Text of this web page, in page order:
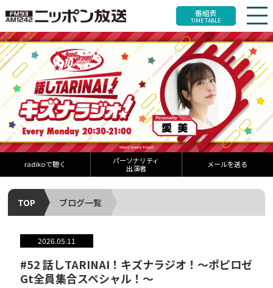
番組表
TIME TABLE
radikoで聴く
パーソナリティ
出演者
メールを送る
TOP ブログ一覧
2026.05.11
#52 話しTARINAI！キズナラジオ！〜ポピロゼ
Gt全員集合スペシャル！〜